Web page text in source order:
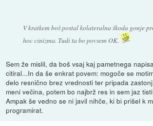
V kratkem boš postal kolateralna škoda gonje
hoc cinizma. Tudi ta bo povsem OK.
Sem že mislil, da boš vsaj kaj pametnega
citiral...In da še enkrat povem: mogoče se
delo resnično brez vrednosti ter pripada
meni večina, potem bo najbrž res in sem jaz
Ampak še vedno se ni javil nihče, ki bi prišel k
programirat.